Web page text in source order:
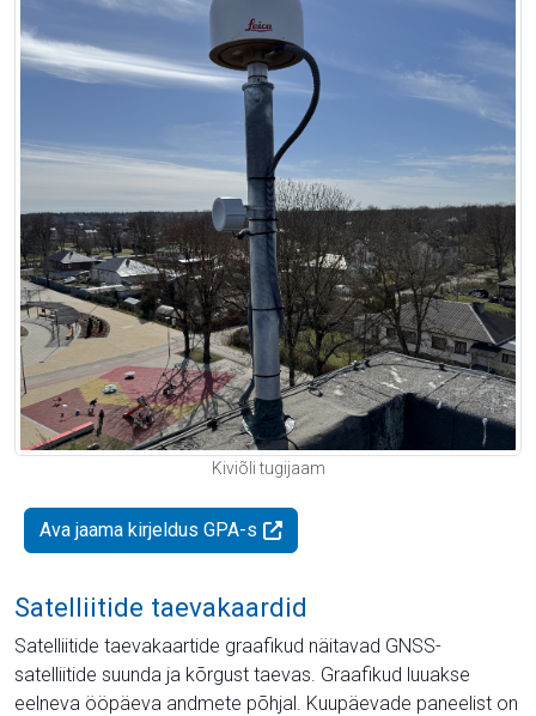
Kiviõli tugijaam
Ava jaama kirjeldus GPA-s
Satelliitide taevakaardid
Satelliitide taevakaartide graafikud näitavad GNSS-
satelliitide suunda ja kõrgust taevas. Graafikud luuakse
eelneva ööpäeva andmete põhjal. Kuupäevade paneelist on